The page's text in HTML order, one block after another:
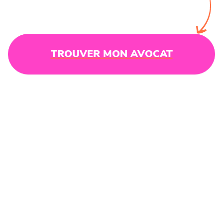
TROUVER MON AVOCAT